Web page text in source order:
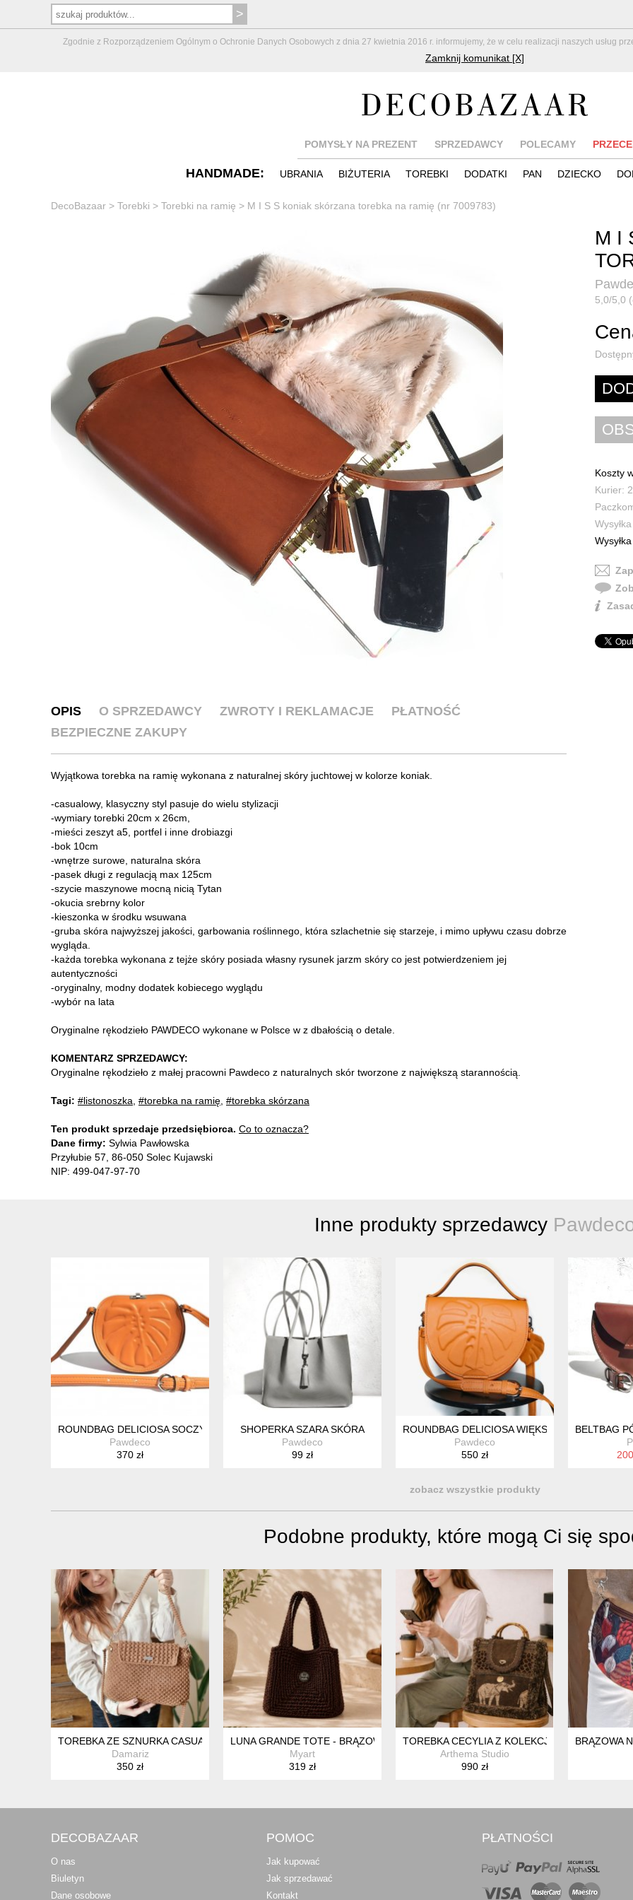
Zgodnie z Rozporządzeniem Ogólnym o Ochronie Danych Osobowych z dnia 27 kwietnia 2016 r. informujemy, że w celu realizacji naszych usług
Zamknij komunikat [X]
POMYSŁY NA PREZENT SPRZEDAWCY POLECAMY
HANDMADE: UBRANIA BIŻUTERIA TOREBKI DODATKI PAN DZIECKO
DecoBazaar > Torebki > Torebki na ramię > M I S S koniak skórzana torebka na ramię (nr 7009783)
M I
5,0/5,0
Koszty
Kurier:
OPIS O SPRZEDAWCY ZWROTY I REKLAMACJE
PŁATNOŚĆ
BEZPIECZNE ZAKUPY
Wyjątkowa torebka na ramię wykonana z naturalnej skóry juchtowej w kolorze koniak.
-casualowy, klasyczny styl pasuje do wielu stylizacji
-wymiary torebki 20cm x 26cm,
-mieści zeszyt a5, portfel i inne drobiazgi
-bok 10cm
-wnętrze surowe, naturalna skóra
-pasek długi z regulacją max 125cm
-szycie maszynowe mocną nicią Tytan
-okucia srebrny kolor
-kieszonka w środku wsuwana
-gruba skóra najwyższej jakości, garbowania roślinnego, która szlachetnie się starzeje, i mimo upływu czasu dobrze
wygląda.
-każda torebka wykonana z tejże skóry posiada własny rysunek jarzm skóry co jest potwierdzeniem jej
autentyczności
-oryginalny, modny dodatek kobiecego wyglądu
-wybór na lata
Oryginalne rękodzieło PAWDECO wykonane w Polsce w z dbałością o detale.
KOMENTARZ SPRZEDAWCY:
Oryginalne rękodzieło z małej pracowni Pawdeco z naturalnych skór tworzone z największą starannością.
Tagi: #listonoszka #torebka na ramię #torebka skórzana
Ten produkt sprzedaje przedsiębiorca. Co to oznacza?
Dane firmy: Sylwia Pawłowska
Przyłubie 57, 86-050 Solec Kujawski
NIP: 499-047-97-70
Inne produkty sprzedawcy
ROUNDBAG DELICIOSA SOCZYSTA POMARAŃCZA
Pawdeco
370 zł
SHOPERKA SZARA SKÓRA
Pawdeco
99 zł
ROUNDBAG DELICIOSA WIĘKSZA SOCZYSTA
Pawdeco
550 zł
BELTBAG
zobacz wszystkie produkty
Podobne produkty, które mogą Ci się
TOREBKA ZE SZNURKA CASUALOWA - PLECIONA, MAKRAMA - KARMELOWA
Damariz
350 zł
LUNA GRANDE TOTE - BRĄZOWA TORBA
Myart
319 zł
TOREBKA CECYLIA Z KOLEKCJI ZAMBEZI
Arthema Studio
990 zł
BRĄZOWA
DECOBAZAAR
O nas
Biuletyn
Dane osobowe
POMOC
Jak kupować
Jak sprzedawać
Kontakt
PŁATNOŚCI